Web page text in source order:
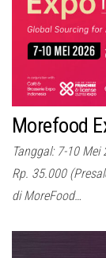
Morefood
Tanggal: 7-10
Rp. 35.000
di MoreFood…